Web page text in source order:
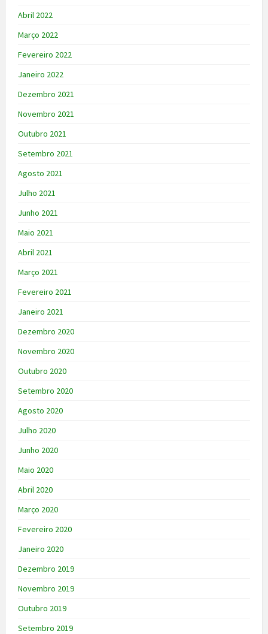
Abril 2022
Março 2022
Fevereiro 2022
Janeiro 2022
Dezembro 2021
Novembro 2021
Outubro 2021
Setembro 2021
Agosto 2021
Julho 2021
Junho 2021
Maio 2021
Abril 2021
Março 2021
Fevereiro 2021
Janeiro 2021
Dezembro 2020
Novembro 2020
Outubro 2020
Setembro 2020
Agosto 2020
Julho 2020
Junho 2020
Maio 2020
Abril 2020
Março 2020
Fevereiro 2020
Janeiro 2020
Dezembro 2019
Novembro 2019
Outubro 2019
Setembro 2019